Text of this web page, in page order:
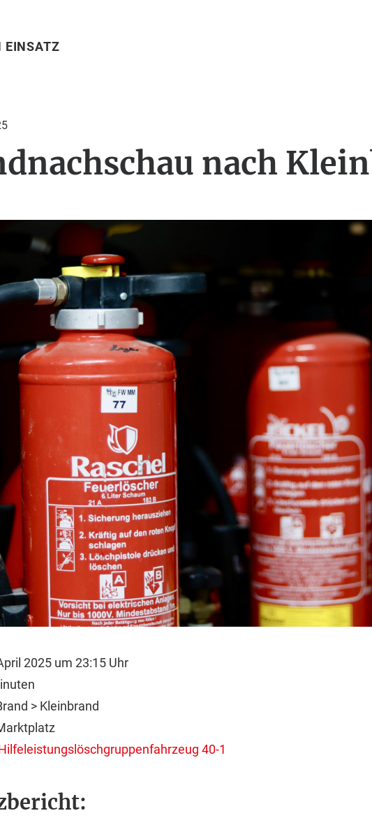
EINSATZ
nach
2025 um 23:15 Uhr
> Kleinbrand
40-1